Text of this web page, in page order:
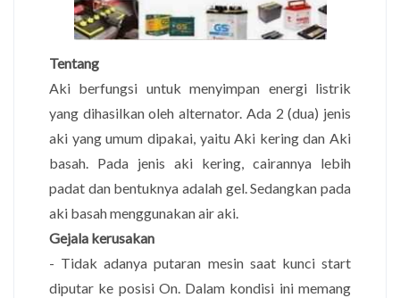
Tentang
Aki berfungsi untuk menyimpan energi listrik
yang dihasilkan oleh alternator. Ada 2 (dua) jenis
aki yang umum dipakai, yaitu Aki kering dan Aki
basah. Pada jenis aki kering, cairannya lebih
padat dan bentuknya adalah gel. Sedangkan pada
aki basah menggunakan air aki.
Gejala kerusakan
- Tidak adanya putaran mesin saat kunci start
diputar ke posisi On. Dalam kondisi ini memang